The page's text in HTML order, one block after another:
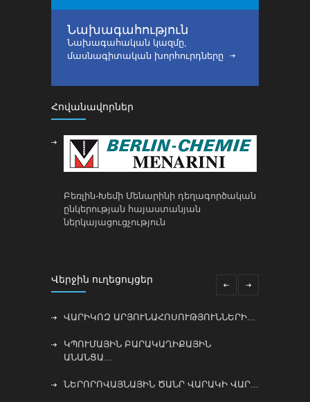
Նախագահություն
Նախագահական կազմը,
մասնագիտական խորհուրդները
Հովանավորներ
Բեռլին-Խեմի Մենարինի դեղագործական
ընկերության հայաստանյան
ներկայացուցչություն
Վերջին ուղեցույցեր
ՎԱՐԻԿՈԶ ԱՐՅՈՒՆԱՀՈՍՈՒԹՅՈՒՆՆԵՐԻ...
ԿՊՈՒՄԱՅԻՆ ԲԱՐԱԿԱՂԻՔԱՅԻՆ
ԱՆԱՆՑԱ...
ՆԵՐՈՐՈՎԱՅՆԱՅԻՆ ԾԱՆՐ ՎԱՐԱԿԻ ՎԱՐ...